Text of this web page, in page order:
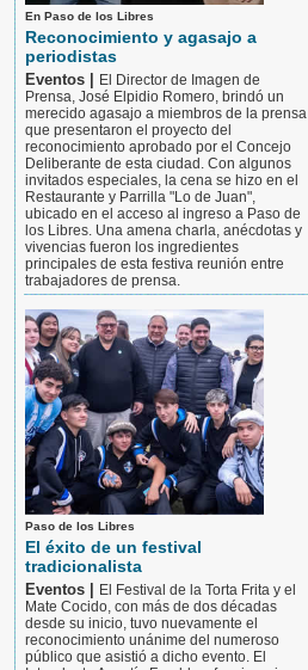
En Paso de los Libres
Reconocimiento y agasajo a
periodistas
Eventos |
El Director de Imagen de
Prensa, José Elpidio Romero, brindó un
merecido agasajo a miembros de la prensa
que presentaron el proyecto del
reconocimiento aprobado por el Concejo
Deliberante de esta ciudad. Con algunos
invitados especiales, la cena se hizo en el
Restaurante y Parrilla "Lo de Juan",
ubicado en el acceso al ingreso a Paso de
los Libres. Una amena charla, anécdotas y
vivencias fueron los ingredientes
principales de esta festiva reunión entre
trabajadores de prensa.
Paso de los Libres
El éxito de un festival
tradicionalista
Eventos |
El Festival de la Torta Frita y el
Mate Cocido, con más de dos décadas
desde su inicio, tuvo nuevamente el
reconocimiento unánime del numeroso
público que asistió a dicho evento. El